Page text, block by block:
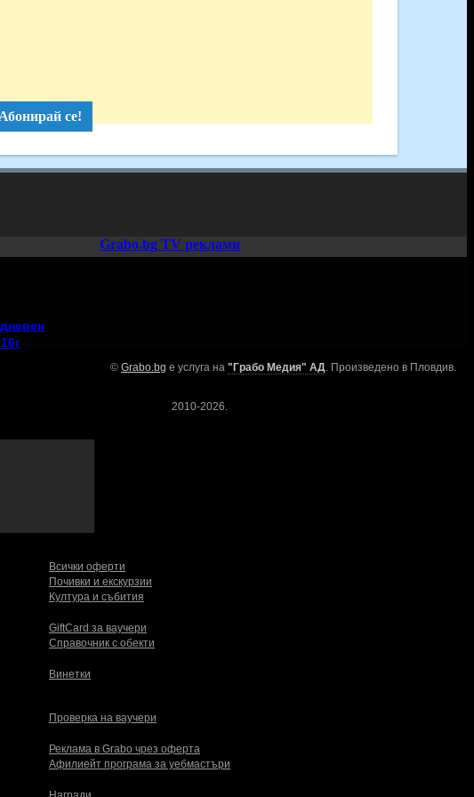
Абонирай се!
Grabo.bg TV реклами
Всички оферти
Почивки и екскурзии
Култура и събития
GiftCard за ваучери
Справочник с обекти
Винетки
Проверка на ваучери
Реклама в Grabo чрез оферта
Афилиейт програма за уебмастъри
© Grabo.bg е услуга на "Грабо Медия" АД. Произведено в Пловдив.
2010-2026.